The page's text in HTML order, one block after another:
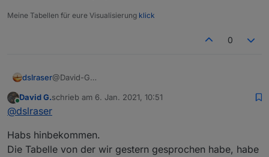
Meine Tabellen für eure Visualisierung klick
0
dslraser@David-G
Bereiche extrahieren. Einfach den Baustein, also die
Blockly importieren.
Online
David G.schrieb am 6. Jan. 2021, 10:51
zuletzt editiert von
@dslraser
Habs hinbekommen.
Die Tabelle von der wir gestern gesprochen habe, habe